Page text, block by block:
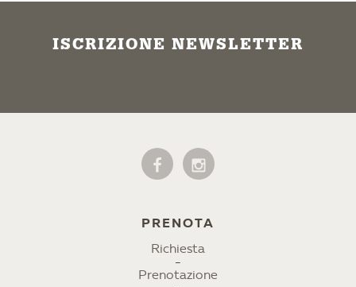
ISCRIZIONE NEWSLETTER
PRENOTA
Richiesta
Prenotazione